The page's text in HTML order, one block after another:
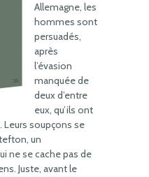
Allemagne, les
hommes sont
persuadés,
après
l’évasion
manquée de
deux d’entre
eux, qu’ils ont
Leurs soupçons se
un
ne se cache pas de
Juste, avant le